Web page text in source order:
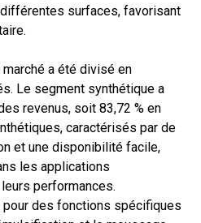
surfaces, favorisant
a été divisé en
Le segment synthétique a
revenus, soit 83,72 % en
caractérisés par de
et une disponibilité facile,
les applications
performances.
des fonctions spécifiques